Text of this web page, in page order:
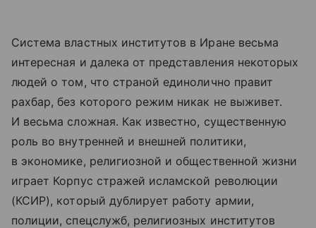
Система властных институтов в Иране весьма
интересная и далека от представления некоторых
людей о том, что страной единолично правит
рахбар, без которого режим никак не выживет.
И весьма сложная. Как известно, существенную
роль во внутренней и внешней политики,
в экономике, религиозной и общественной жизни
играет Корпус стражей исламской революции
(КСИР), который дублирует работу армии,
полиции, спецслужб, религиозных институтов